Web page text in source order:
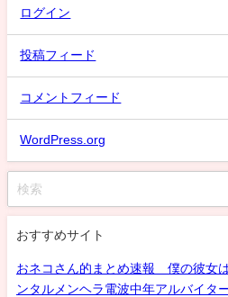
ログイン
投稿フィード
コメントフィード
WordPress.org
おすすめサイト
おネコさん的まとめ速報 僕の彼女
ンタルメンヘラ電波中年アルバイタ